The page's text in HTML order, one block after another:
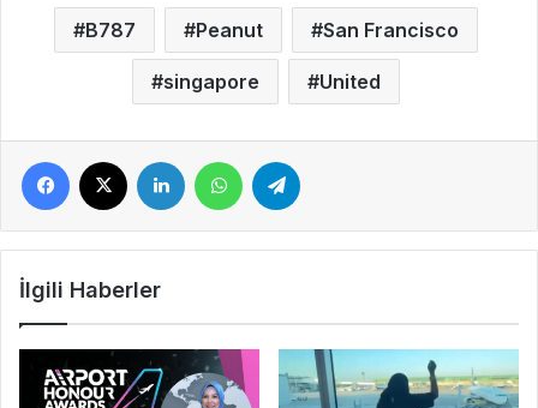
B787 Peanut San Francisco
singapore United
Facebook LinkedIn WhatsApp
İlgili Haberler